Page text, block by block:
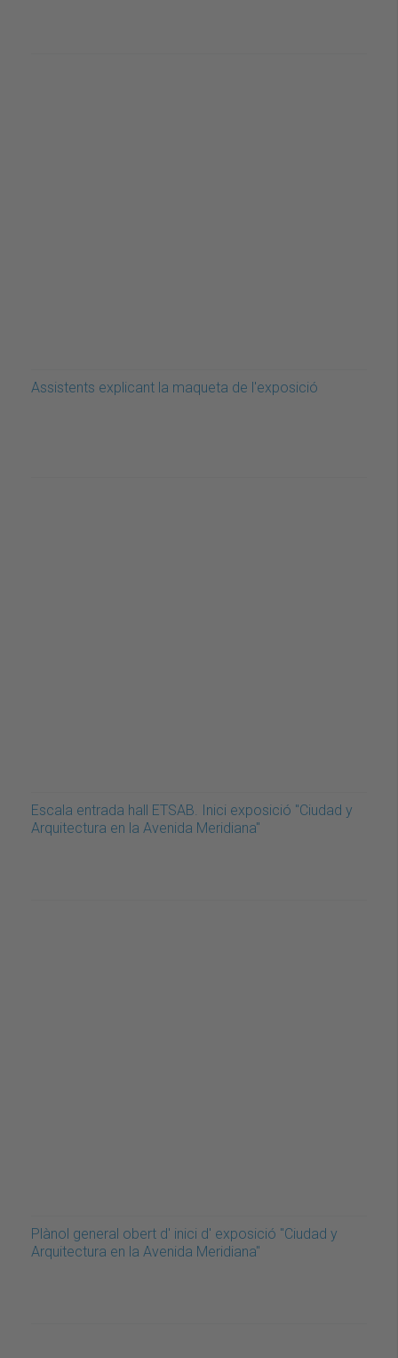
Assistents explicant la maqueta de l'exposició
Escala entrada hall ETSAB. Inici exposició "Ciudad y
Arquitectura en la Avenida Meridiana"
Plànol general obert d' inici d' exposició "Ciudad y
Arquitectura en la Avenida Meridiana"